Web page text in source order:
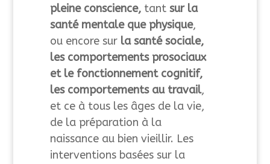
pleine conscience,tant sur la
santé mentale que physique,
ou encore sur la santé sociale,
les comportements prosociaux
et le fonctionnement cognitif,
les comportements au travail,
et ce à tous les âges de la vie,
de la préparation à la
naissance au bien vieillir. Les
interventions basées sur la